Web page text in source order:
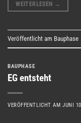
WEITERLESEN →
Veröffentlicht am Bauphase
BAUPHASE
EG entsteht
VERÖFFENTLICHT AMJUNI